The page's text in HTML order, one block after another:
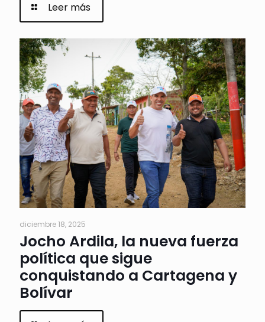
Leer más
diciembre 18, 2025
Jocho Ardila, la nueva fuerza
política que sigue
conquistando a Cartagena y
Bolívar